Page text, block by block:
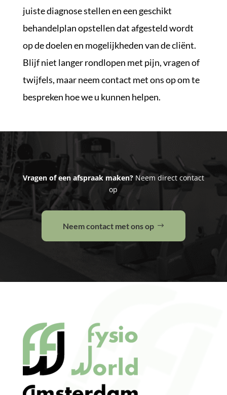
juiste diagnose stellen en een geschikt
behandelplan opstellen dat afgesteld wordt
op de doelen en mogelijkheden van de cliënt.
Blijf niet langer rondlopen met pijn, vragen of
twijfels, maar neem contact met ons op om te
bespreken hoe we u kunnen helpen.
Vragen of een afspraak maken?Neem direct contact
op
Neem contact met ons op